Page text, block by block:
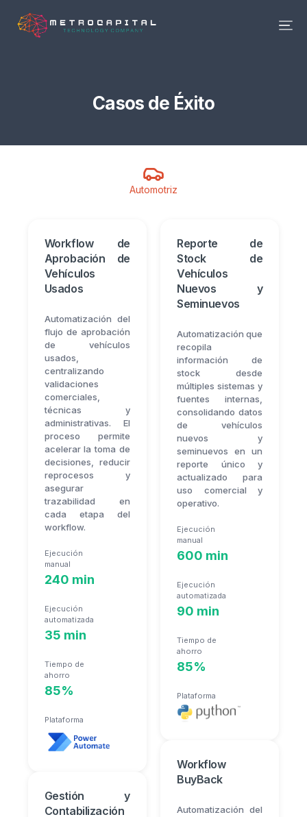
Casos de Éxito
Automotriz
Workflow de
Aprobación de
Vehículos
Usados
Automatización del
flujo de aprobación
de vehículos
usados,
centralizando
validaciones
comerciales,
técnicas y
administrativas. El
proceso permite
acelerar la toma de
decisiones, reducir
reprocesos y
asegurar
trazabilidad en
cada etapa del
workflow.
Ejecución
manual
240 min
Ejecución
automatizada
35 min
Tiempo de
ahorro
85%
Plataforma
Gestión y
Contabilización
Reporte de
Stock de
Vehículos
Nuevos y
Seminuevos
Automatización que
recopila
información de
stock desde
múltiples sistemas y
fuentes internas,
consolidando datos
de vehículos
nuevos y
seminuevos en un
reporte único y
actualizado para
uso comercial y
operativo.
Ejecución
manual
600 min
Ejecución
automatizada
90 min
Tiempo de
ahorro
85%
Plataforma
Workflow
BuyBack
Automatización del